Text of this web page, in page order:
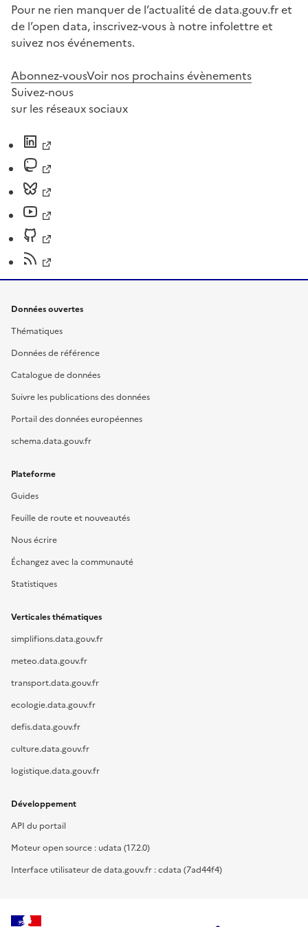
Pour ne rien manquer de l’actualité de data.gouv.fr et
de l’open data, inscrivez-vous à notre infolettre et
suivez nos événements.
Abonnez-vousVoir nos prochains évènements
Suivez-nous
sur les réseaux sociaux
Données ouvertes
Thématiques
Données de référence
Catalogue de données
Suivre les publications des données
Portail des données européennes
schema.data.gouv.fr
Plateforme
Guides
Feuille de route et nouveautés
Nous écrire
Échangez avec la communauté
Statistiques
Verticales thématiques
simplifions.data.gouv.fr
meteo.data.gouv.fr
transport.data.gouv.fr
ecologie.data.gouv.fr
defis.data.gouv.fr
culture.data.gouv.fr
logistique.data.gouv.fr
Développement
API du portail
Moteur open source : udata (17.2.0)
Interface utilisateur de data.gouv.fr : cdata (7ad44f4)